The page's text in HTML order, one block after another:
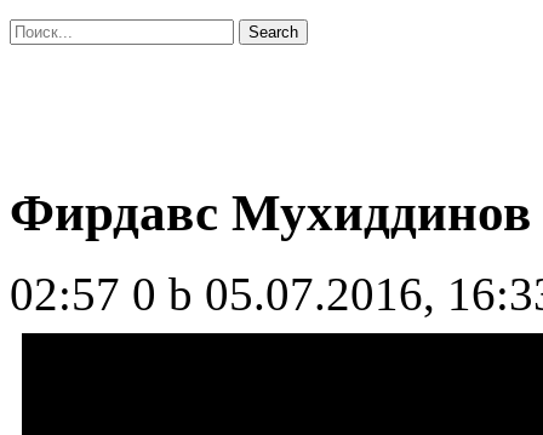
Фирдавс Мухиддинов
02:57 0 b 05.07.2016,